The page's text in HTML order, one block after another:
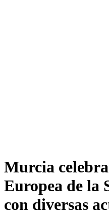
Murcia
Europea de la
con diversas